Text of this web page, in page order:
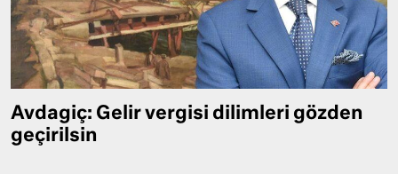
Avdagiç: Gelir vergisi dilimleri gözden
geçirilsin